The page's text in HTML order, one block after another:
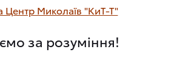
Центр Миколаїв "КиТ-Т"
за розуміння!